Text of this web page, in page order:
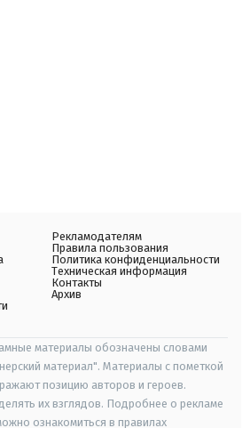
Рекламодателям
Правила пользования
Политика конфиденциальности
Техническая информация
Контакты
Архив
материалы обозначены словами
материал". Материалы с пометкой
позицию авторов и героев.
их взглядов. Подробнее о рекламе
ознакомиться в правилах